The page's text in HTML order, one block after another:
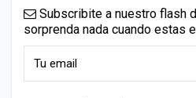
Subscribite a nuestro flash
sorprenda nada cuando estas